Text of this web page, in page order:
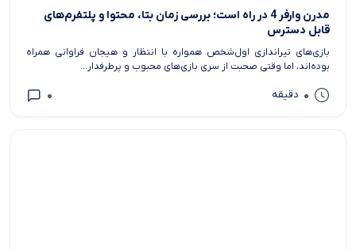
مدرن وارفر 4 در راه است؛ بررسی زمان بتا، محتوا و پلتفرم‌های
قابل دسترس
بازی‌های تیراندازی اول‌شخص همواره با انتظار و هیجان فراوانی همراه
بوده‌اند، اما وقتی صحبت از سری بازی‌های محبوب و پرطرفدار...
0 دقیقه 0